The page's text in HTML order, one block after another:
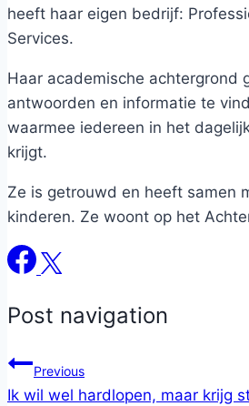
heeft haar eigen bedrijf:
Services.
Haar academische achtergrond
antwoorden en informatie te
waarmee iedereen in het
krijgt.
Ze is getrouwd en heeft samen
kinderen. Ze woont op het
Post navigation
Previous
Ik wil wel hardlopen, maar krijg